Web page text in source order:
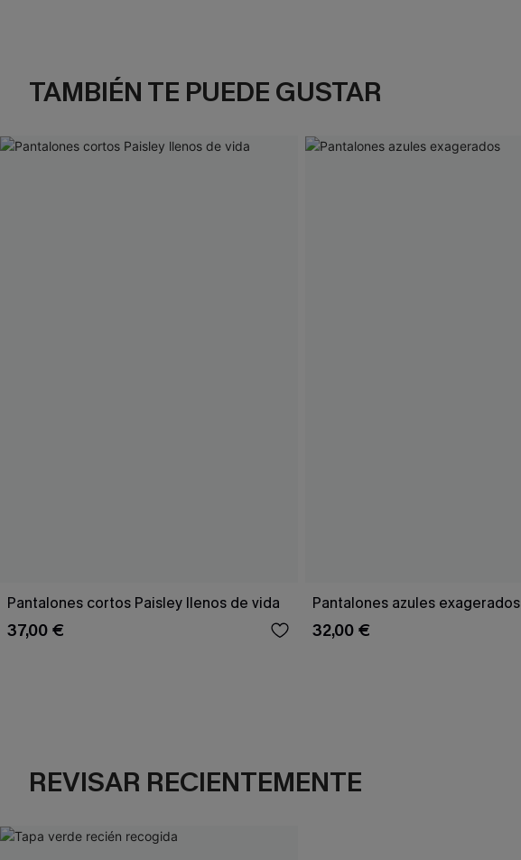
TAMBIÉN TE PUEDE GUSTAR
Pantalones cortos Paisley llenos de vida
37,00 €
Pantalones azules exagerados
32,00 €
REVISAR RECIENTEMENTE